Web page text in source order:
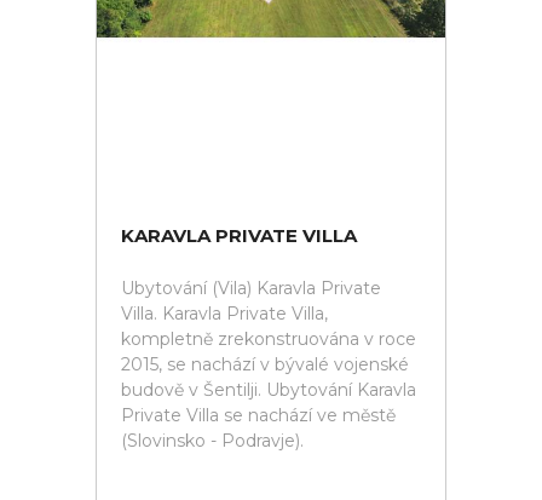
KARAVLA PRIVATE VILLA
Ubytování (Vila) Karavla Private
Villa. Karavla Private Villa,
kompletně zrekonstruována v roce
2015, se nachází v bývalé vojenské
budově v Šentilji. Ubytování Karavla
Private Villa se nachází ve městě
(Slovinsko - Podravje).